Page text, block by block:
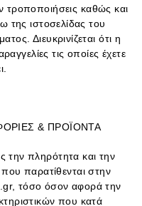
τροποποιήσεις καθώς και
της ιστοσελίδας του
Διευκρινίζεται ότι η
τις οποίες έχετε
& ΠΡΟΪΟΝΤΑ
την πληρότητα και την
παρατίθενται στην
τόσο όσον αφορά την
που κατά